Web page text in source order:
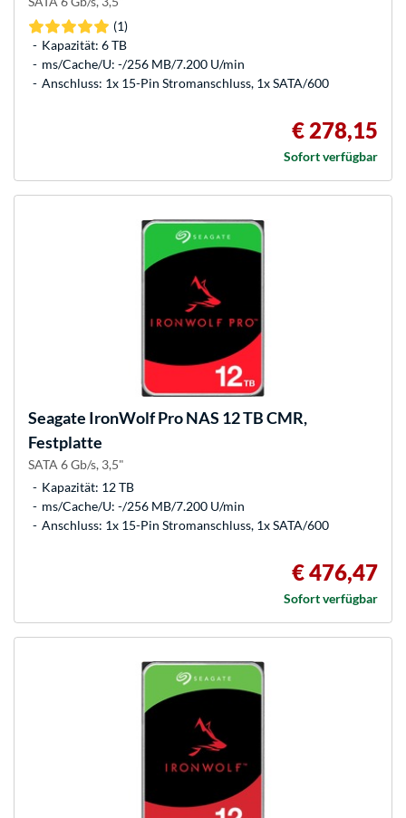
(1)
Kapazität: 6 TB
ms/Cache/U: -/256 MB/7.200 U/min
Anschluss: 1x 15-Pin Stromanschluss, 1x SATA/600
€ 278,15
Sofort verfügbar
Seagate IronWolf Pro NAS 12 TB CMR,
Festplatte
SATA 6 Gb/s, 3,5"
Kapazität: 12 TB
ms/Cache/U: -/256 MB/7.200 U/min
Anschluss: 1x 15-Pin Stromanschluss, 1x SATA/600
€ 476,47
Sofort verfügbar